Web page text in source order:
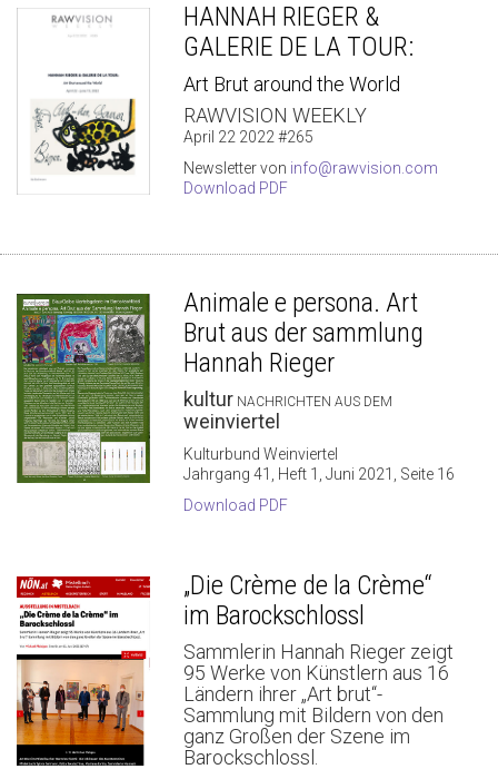
HANNAH RIEGER &
GALERIE DE LA TOUR:
Art Brut around the World
RAWVISION WEEKLY
April 22 2022 #265
Newsletter von info@rawvision.com
Download PDF
Animale e persona. Art
Brut aus der sammlung
Hannah Rieger
kultur NACHRICHTEN AUS DEM
weinviertel
Kulturbund Weinviertel
Jahrgang 41, Heft 1, Juni 2021, Seite 16
Download PDF
„Die Crème de la Crème“
im Barockschlossl
Sammlerin Hannah Rieger zeigt
95 Werke von Künstlern aus 16
Ländern ihrer „Art brut“-
Sammlung mit Bildern von den
ganz Großen der Szene im
Barockschlossl.